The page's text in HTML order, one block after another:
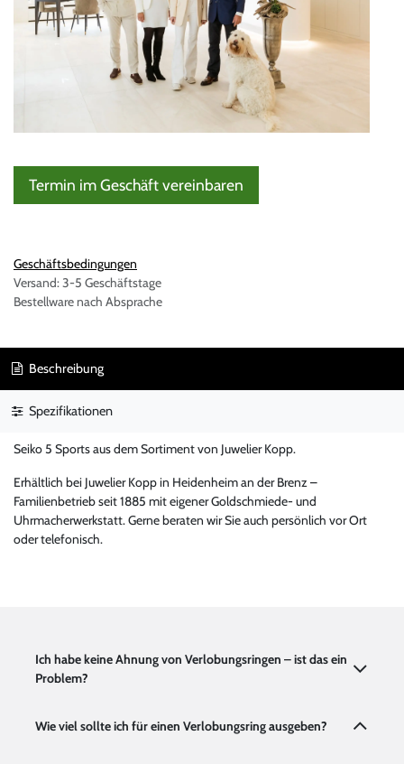
Termin im Geschäft vereinbaren
Geschäftsbedingungen
Versand: 3-5 Geschäftstage
Bestellware nach Absprache
Beschreibung
Spezifikationen
Seiko 5 Sports aus dem Sortiment von Juwelier Kopp.
Erhältlich bei Juwelier Kopp in Heidenheim an der Brenz –
Familienbetrieb seit 1885 mit eigener Goldschmiede- und
Uhrmacherwerkstatt. Gerne beraten wir Sie auch persönlich vor Ort
oder telefonisch.
Ich habe keine Ahnung von Verlobungsringen – ist das ein
Problem?
Wie viel sollte ich für einen Verlobungsring ausgeben?